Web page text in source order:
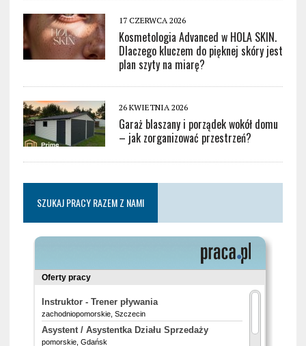
17 CZERWCA 2026
Kosmetologia Advanced w HOLA SKIN.
Dlaczego kluczem do pięknej skóry jest
plan szyty na miarę?
26 KWIETNIA 2026
Garaż blaszany i porządek wokół domu
– jak zorganizować przestrzeń?
SZUKAJ PRACY RAZEM Z NAMI